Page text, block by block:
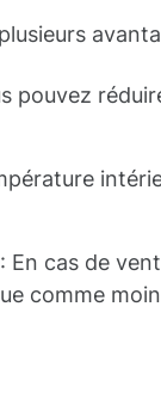
pouvez
: En cas de
comme